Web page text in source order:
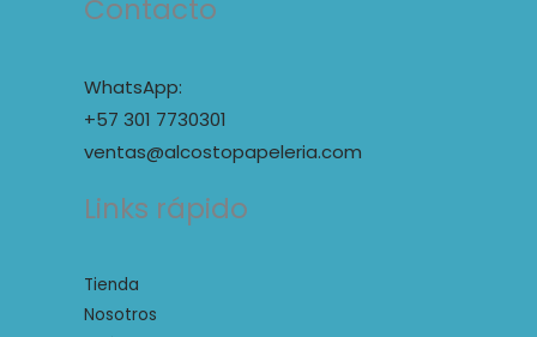
Contacto
WhatsApp:
+57 301 7730301
ventas@alcostopapeleria.com
Links rápido
Tienda
Nosotros